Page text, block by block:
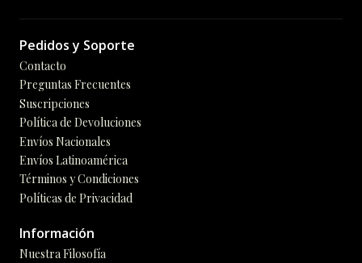
Pedidos y Soporte
Contacto
Preguntas Frecuentes
Suscripciones
Política de Devoluciones
Envíos Nacionales
Envíos Latinoamérica
Términos y Condiciones
Políticas de Privacidad
Información
Nuestra Filosofía